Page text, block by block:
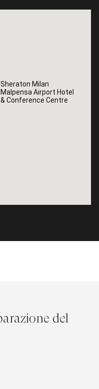
Sheraton Milan
Malpensa Airport Hotel
& Conference Centre
Sheraton Milan
Malpensa Airport Hotel
& Conference Centre
del